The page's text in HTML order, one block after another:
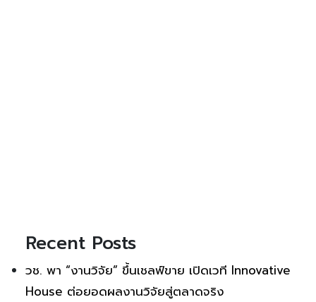
Recent Posts
วช. พา “งานวิจัย” ขึ้นเชลฟ์ขาย เปิดเวที Innovative
House ต่อยอดผลงานวิจัยสู่ตลาดจริง